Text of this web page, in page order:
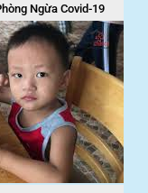
Ngừa Covid-19